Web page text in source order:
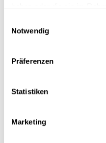
Notwendig
Präferenzen
Statistiken
Marketing
Folgescience.lu
Netzwerken